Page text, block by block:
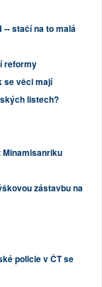
-- stačí na to malá
reformy
se věci mají
listech?
Minamisanriku
zástavbu na
policie v ČT se